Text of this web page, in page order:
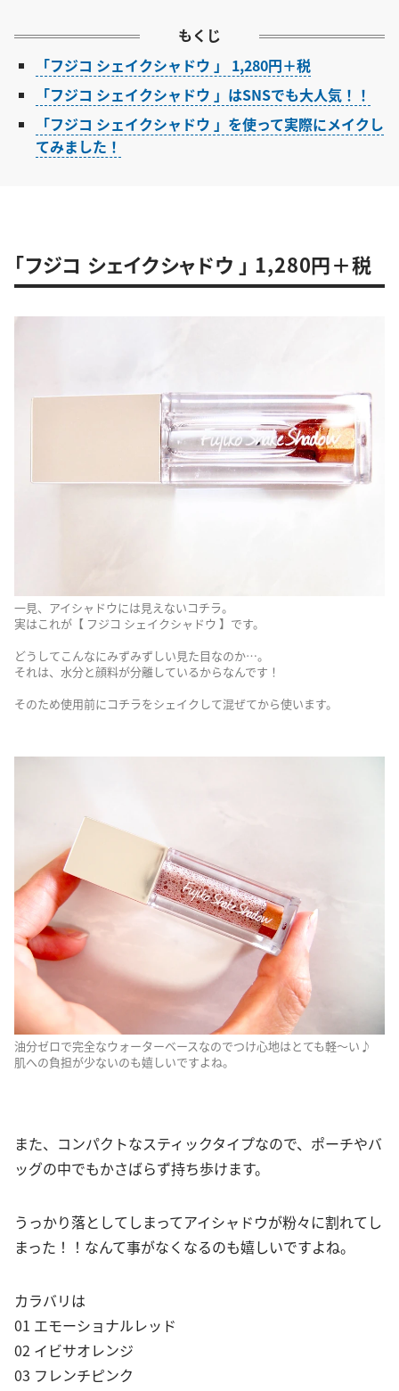
もくじ
「フジコ シェイクシャドウ 」 1,280円＋税
「フジコ シェイクシャドウ 」はSNSでも大人気！！
「フジコ シェイクシャドウ 」を使って実際にメイクし
てみました！
「フジコ シェイクシャドウ 」 1,280円＋税
一見、アイシャドウには見えないコチラ。
実はこれが【 フジコ シェイクシャドウ 】です。
どうしてこんなにみずみずしい見た目なのか…。
それは、水分と顔料が分離しているからなんです！
そのため使用前にコチラをシェイクして混ぜてから使います。
油分ゼロで完全なウォーターベースなのでつけ心地はとても軽～い♪
肌への負担が少ないのも嬉しいですよね。
また、コンパクトなスティックタイプなので、ポーチやバ
ッグの中でもかさばらず持ち歩けます。
うっかり落としてしまってアイシャドウが粉々に割れてし
まった！！なんて事がなくなるのも嬉しいですよね。
カラバリは
01 エモーショナルレッド
02 イビサオレンジ
03 フレンチピンク